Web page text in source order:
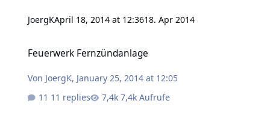
JoergKApril 18, 2014 at 12:3618. Apr 2014
Feuerwerk Fernzündanlage
Von JoergK, January 25, 2014 at 12:05
11 replies
7,4k Aufrufe